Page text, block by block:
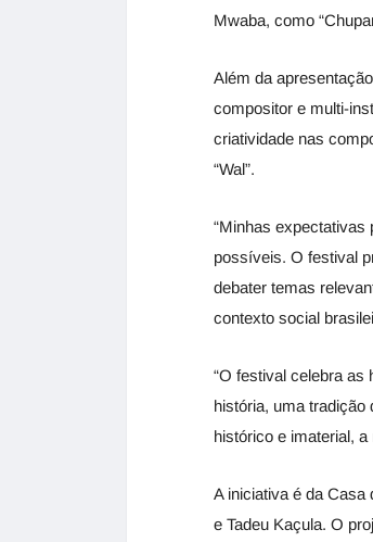
Mwaba, como
Além da
compositor e multi-
criatividade nas
“Wal”.
“Minhas expectativas
possíveis. O festival
debater temas
contexto social
“O festival celebra as
história, uma
histórico e imaterial,
A iniciativa é da Casa
e Tadeu Kaçula. O